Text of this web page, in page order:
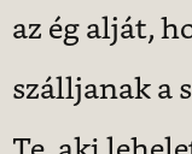
az ég alját,
szálljanak a